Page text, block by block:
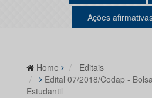
Ações
Home
Editais
Edital 07/2018/Codap -
Estudantil